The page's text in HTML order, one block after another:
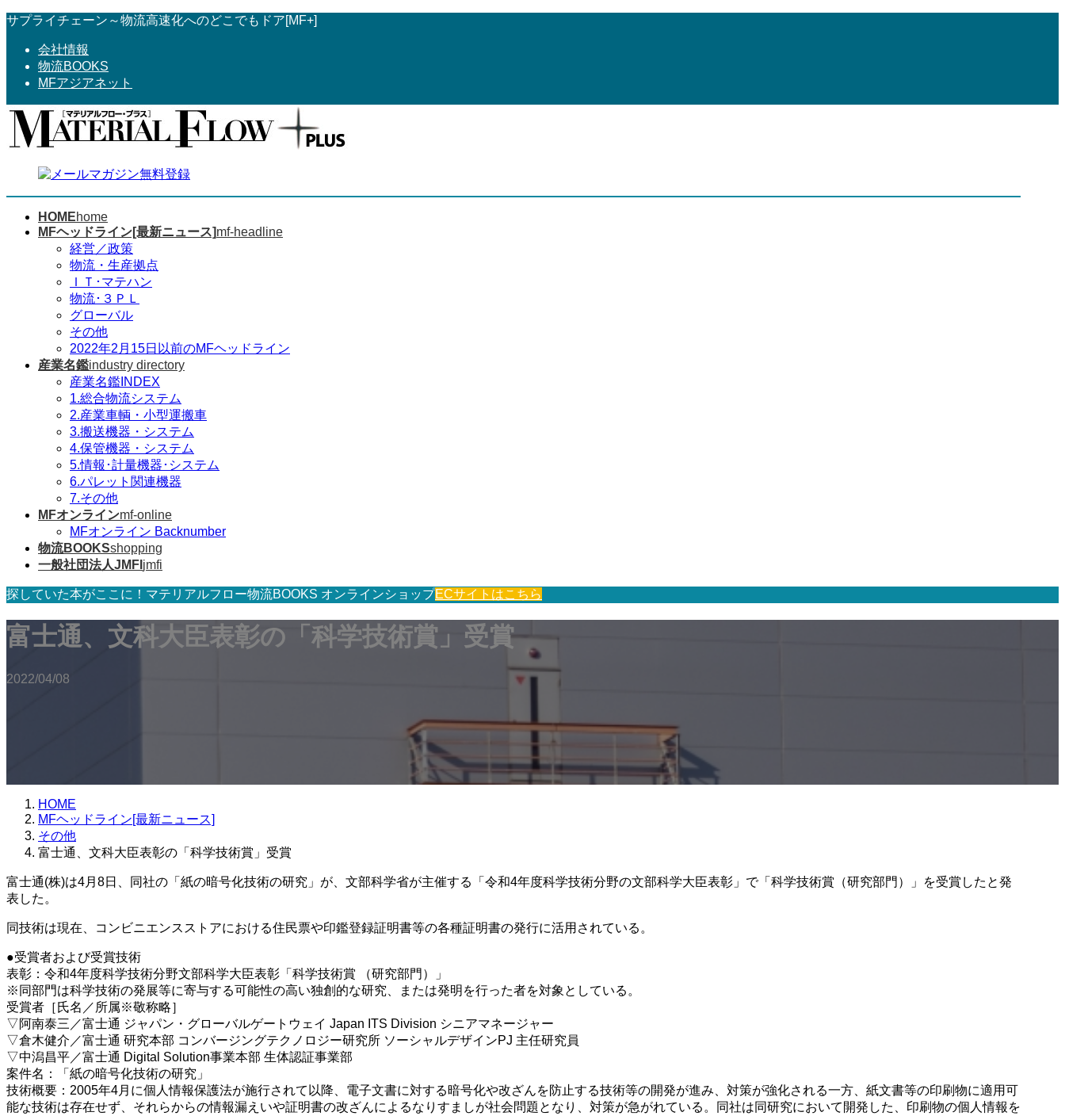
コ
へ
ス
ナ
ョ
ン
サプライチェーン～物流高速化へのどこでもドア[MF+]
会社情報
物流BOOKS
MFアジアネット
HOMEhome
MFヘッドライン[最新ニュース]mf-headline
経営／政策
物流・生産拠点
ＩＴ･マテハン
物流･３ＰＬ
グローバル
その他
2022年2月15日以前のMFヘッドライン
産業名鑑industry directory
産業名鑑INDEX
1.総合物流システム
2.産業車輌・小型運搬車
3.搬送機器・システム
4.保管機器・システム
5.情報･計量機器･システム
6.パレット関連機器
7.その他
MFオンラインmf-online
MFオンライン Backnumber
物流BOOKSshopping
一般社団法人JMFI jmfi
探していた本がここに！マテリアルフロー物流BOOKS オンラインショップECサイトはこちら
富士通、文科大臣表彰の「科学技術賞」受賞
2022/04/08
HOME
MFヘッドライン[最新ニュース]
その他
富士通、文科大臣表彰の「科学技術賞」受賞
富士通(株)は4月8日、同社の「紙の暗号化技術の研究」が、文部科学省が主催する「令和4年度科学技術分野の文部科学大臣表彰」で「科学技術賞（研究部門）」を受賞したと発
表した。
同技術は現在、コンビニエンスストアにおける住民票や印鑑登録証明書等の各種証明書の発行に活用されている。
●受賞者および受賞技術
表彰：令和4年度科学技術分野文部科学大臣表彰「科学技術賞 （研究部門）」
※同部門は科学技術の発展等に寄与する可能性の高い独創的な研究、または発明を行った者を対象としている。
受賞者［氏名／所属※敬称略］
▽阿南泰三／富士通 ジャパン・グローバルゲートウェイ Japan ITS Division シニアマネージャー
▽倉木健介／富士通 研究本部 コンバージングテクノロジー研究所 ソーシャルデザインPJ 主任研究員
▽中潟昌平／富士通 Digital Solution事業本部 生体認証事業部
案件名：「紙の暗号化技術の研究」
技術概要：2005年4月に個人情報保護法が施行されて以降、電子文書に対する暗号化や改ざんを防止する技術等の開発が進み、対策が強化される一方、紙文書等の印刷物に適用可
能な技術は存在せず、それらからの情報漏えいや証明書の改ざんによるなりすましが社会問題となり、対策が急がれている。同社は同研究において開発した、印刷物の個人情報を